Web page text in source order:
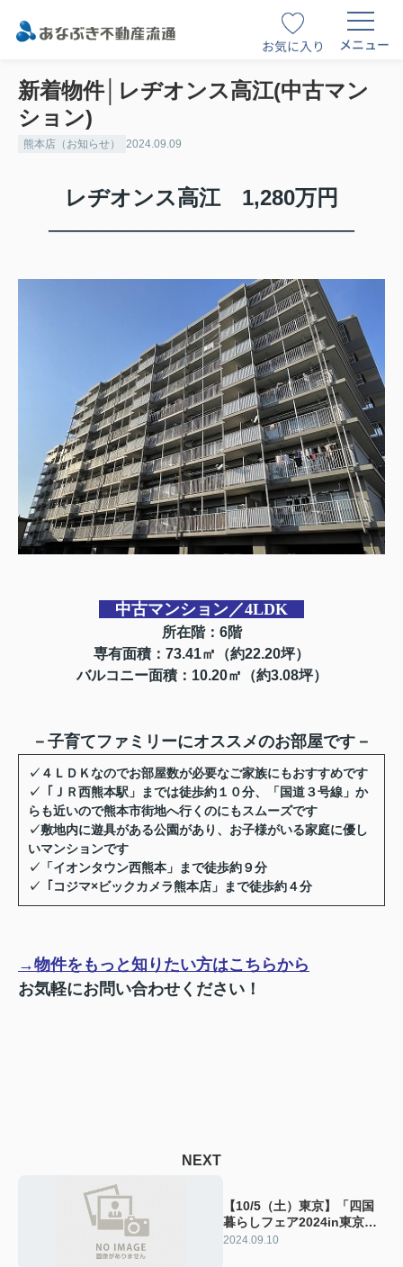
お気に入り メニュー
新着物件│レヂオンス高江(中古マン
ション)
熊本店（お知らせ） 2024.09.09
レヂオンス高江 1,280万円
────────────────────
中古マンション／4LDK
所在階：6階
専有面積：73.41㎡（約22.20坪）
バルコニー面積：10.20㎡（約3.08坪）
－子育てファミリーにオススメのお部屋です－
✓ ４ＬＤＫなのでお部屋数が必要なご家族にもおすすめです
✓「ＪＲ西熊本駅」までは徒歩約１０分、「国道３号線」か
らも近いので熊本市街地へ行くのにもスムーズです
✓敷地内に遊具がある公園があり、お子様がいる家庭に優し
いマンションです
✓ 「イオンタウン西熊本」まで徒歩約９分
✓ 「コジマ×ビックカメラ熊本店」まで徒歩約４分
→物件をもっと知りたい方はこちらから
お気軽にお問い合わせください！
NEXT
【10/5（土）東京】「四国
暮らしフェア2024in東京」
について
2024.09.10